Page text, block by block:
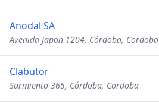
Anodal SA
Avenida Japon 1204, Córdoba, Cordoba
Clabutor
Sarmiento 365, Córdoba, Cordoba